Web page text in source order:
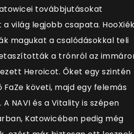
továbbjutásokat
világ legjobb csapata.
magukat a csalódásokkal teli
a trónról az
Heroicot. Őket egy szintén
követi, majd egy felemás
A NAVI és a Vitality is szépen
Katowicében pedig még